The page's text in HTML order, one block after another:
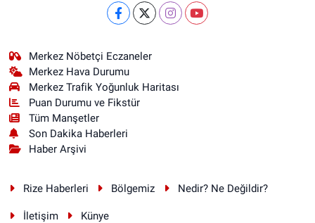
Merkez Nöbetçi Eczaneler
Merkez Hava Durumu
Merkez Trafik Yoğunluk Haritası
Puan Durumu ve Fikstür
Tüm Manşetler
Son Dakika Haberleri
Haber Arşivi
Rize Haberleri Bölgemiz Nedir? Ne Değildir?
İletişim Künye